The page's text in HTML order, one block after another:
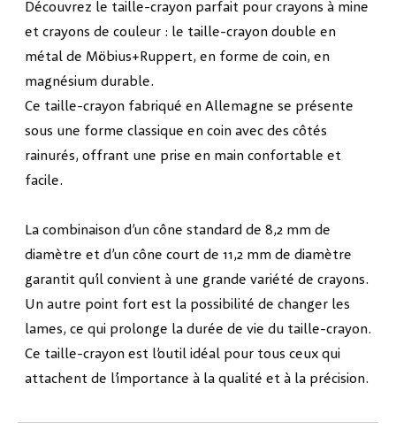
Découvrez le taille-crayon parfait pour crayons à mine
et crayons de couleur : le taille-crayon double en
métal de Möbius+Ruppert, en forme de coin, en
magnésium durable.
Ce taille-crayon fabriqué en Allemagne se présente
sous une forme classique en coin avec des côtés
rainurés, offrant une prise en main confortable et
facile.
La combinaison d’un cône standard de 8,2 mm de
diamètre et d’un cône court de 11,2 mm de diamètre
garantit qu’il convient à une grande variété de crayons.
Un autre point fort est la possibilité de changer les
lames, ce qui prolonge la durée de vie du taille-crayon.
Ce taille-crayon est l’outil idéal pour tous ceux qui
attachent de l’importance à la qualité et à la précision.